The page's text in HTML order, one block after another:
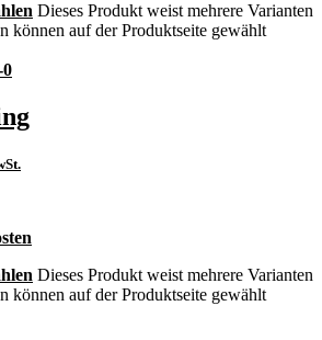
Dieses Produkt weist mehrere Varianten
können auf der Produktseite gewählt
Dieses Produkt weist mehrere Varianten
können auf der Produktseite gewählt